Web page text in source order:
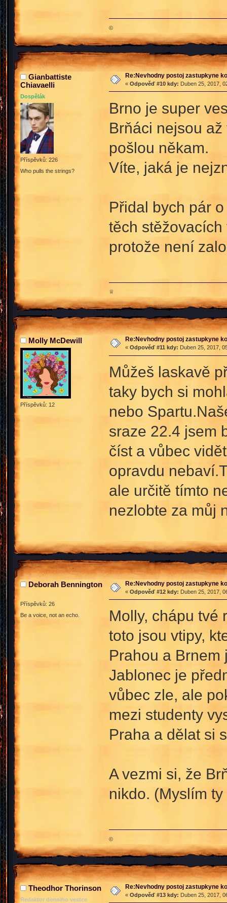
©
Gianbattiste
Chiavaelli
Dospělák
Příspěvků: 226
Who pulls the strings?
Re:Nevhodny postoj zastupkyne
« Odpověď #10 kdy: Duben 25, 2017,
Brno je super
Brňáci nejsou
pošlou někam.
Víte, jaká je
Přidal bych pár
těch
protože není
♕
Molly McDewill
Příspěvků: 12
Re:Nevhodny postoj zastupkyne
« Odpověď #11 kdy: Duben 25, 2017,
Můžeš laskavě
taky bych si
nebo
sraze 22.4 jsem
číst a vůbec
opravdu
ale určitě tímto
nezlobte za můj
Deborah Bennington
Příspěvků: 26
Be a voice, not an echo.
Re:Nevhodny postoj zastupkyne
« Odpověď #12 kdy: Duben 25, 2017,
Molly, chápu tvé
toto jsou vtipy,
Prahou a Brnem
Jablonec je
vůbec zle, ale
mezi studenty
Praha a dělat si
A vezmi si, že
nikdo. (Myslím
©
Theodhor Thorinson
Redaktor denniho vestce
Re:Nevhodny postoj zastupkyne
« Odpověď #13 kdy: Duben 25, 2017,